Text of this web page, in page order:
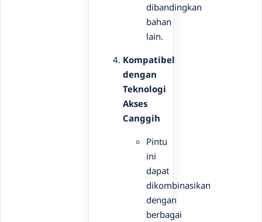
dibandingkan
bahan
lain.
Kompatibel
dengan
Teknologi
Akses
Canggih
Pintu
ini
dapat
dikombinasikan
dengan
berbagai